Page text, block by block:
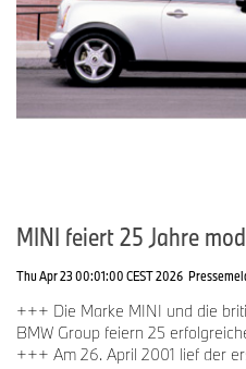
MINI feiert 25 Jahre
Thu Apr 23 00:01:00 CEST 2026
+++ Die Marke MINI und die
BMW Group feiern 25
+++ Am 26. April 2001 lief der